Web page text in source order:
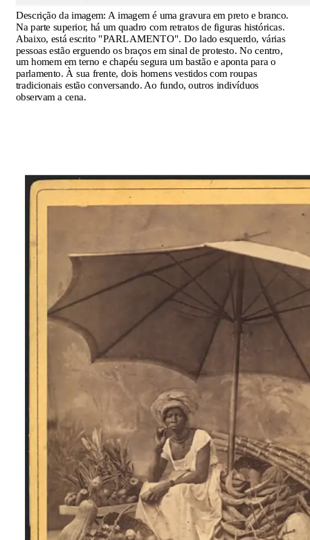
Descrição da imagem: A imagem é uma gravura em preto e branco.
Na parte superior, há um quadro com retratos de figuras históricas.
Abaixo, está escrito "PARLAMENTO". Do lado esquerdo, várias
pessoas estão erguendo os braços em sinal de protesto. No centro,
um homem em terno e chapéu segura um bastão e aponta para o
parlamento. À sua frente, dois homens vestidos com roupas
tradicionais estão conversando. Ao fundo, outros indivíduos
observam a cena.